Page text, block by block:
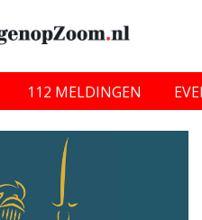
112 MELDINGEN